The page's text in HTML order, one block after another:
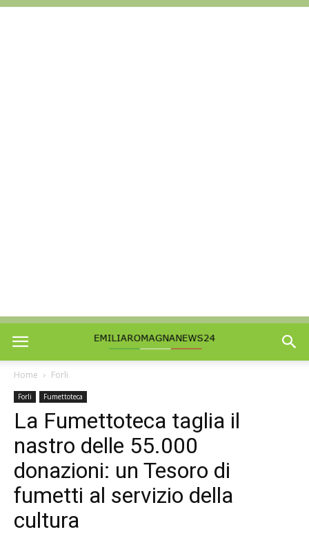
Home Forli
Forli Fumettoteca
La Fumettoteca taglia il
nastro delle 55.000
donazioni: un Tesoro di
fumetti al servizio della
cultura